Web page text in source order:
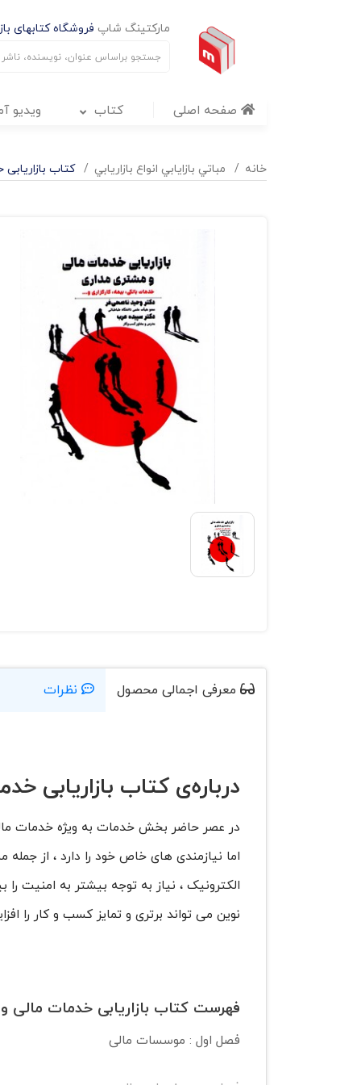
مارکتینگ شاپ فروشگاه کتابهای
صفحه اصلی کتاب ویدیو
خانه مباتي بازايابي انواع بازاريابي کتاب
معرفی اجمالی محصول نظرات
درباره‌ی کتاب بازاریابی
در عصر حاضر بخش خدمات به ویژه خدمات
اما نیازمندی های خاص خود را دارد ، از
الکترونیک ، نیاز به توجه بیشتر به امنیت را
نوین می تواند برتری و تمایز کسب و کار را
فهرست کتاب بازاریابی خدمات مالی
فصل اول : موسسات مالی